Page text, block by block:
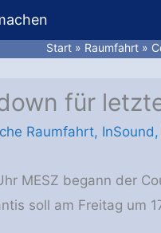
Start Raumfahrt
für
Raumfahrt, InSound,
MESZ begann der
soll am Freitag um